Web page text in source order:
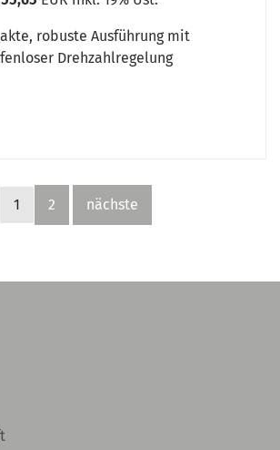
robuste Ausführung mit
Drehzahlregelung
1 2 nächste